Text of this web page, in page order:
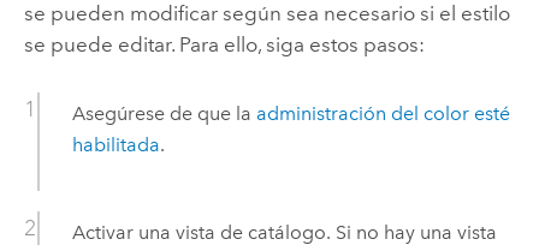
se pueden modificar según sea necesario si el estilo
se puede editar. Para ello, siga estos pasos:
Asegúrese de que la administración del color esté
habilitada.
Activar una vista de catálogo. Si no hay una vista